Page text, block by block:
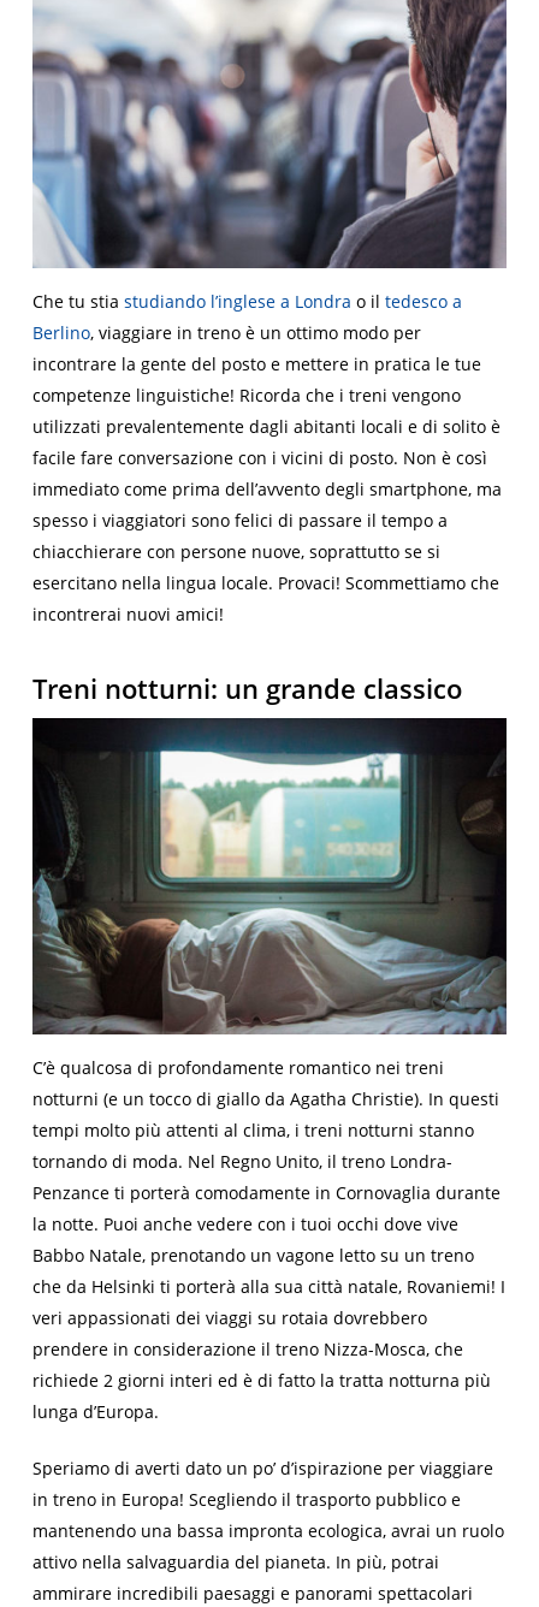
Che tu stia studiando l’inglese a Londra o il tedesco a
Berlino, viaggiare in treno è un ottimo modo per
incontrare la gente del posto e mettere in pratica le tue
competenze linguistiche! Ricorda che i treni vengono
utilizzati prevalentemente dagli abitanti locali e di solito è
facile fare conversazione con i vicini di posto. Non è così
immediato come prima dell’avvento degli smartphone, ma
spesso i viaggiatori sono felici di passare il tempo a
chiacchierare con persone nuove, soprattutto se si
esercitano nella lingua locale. Provaci! Scommettiamo che
incontrerai nuovi amici!
Treni notturni: un grande classico
C’è qualcosa di profondamente romantico nei treni
notturni (e un tocco di giallo da Agatha Christie). In questi
tempi molto più attenti al clima, i treni notturni stanno
tornando di moda. Nel Regno Unito, il treno Londra-
Penzance ti porterà comodamente in Cornovaglia durante
la notte. Puoi anche vedere con i tuoi occhi dove vive
Babbo Natale, prenotando un vagone letto su un treno
che da Helsinki ti porterà alla sua città natale, Rovaniemi! I
veri appassionati dei viaggi su rotaia dovrebbero
prendere in considerazione il treno Nizza-Mosca, che
richiede 2 giorni interi ed è di fatto la tratta notturna più
lunga d’Europa.
Speriamo di averti dato un po’ d’ispirazione per viaggiare
in treno in Europa! Scegliendo il trasporto pubblico e
mantenendo una bassa impronta ecologica, avrai un ruolo
attivo nella salvaguardia del pianeta. In più, potrai
ammirare incredibili paesaggi e panorami spettacolari